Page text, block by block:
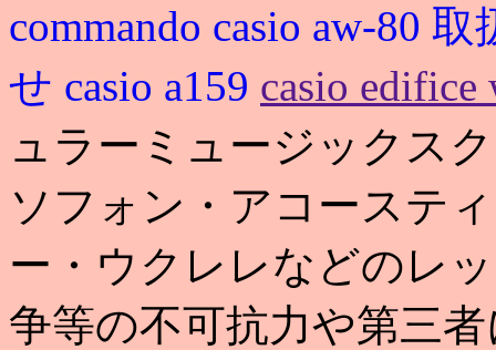
commando casio aw-80
せ casio a159 casio edifice
ュラーミュージックス
ソフォン・アコーステ
ー・ウクレレなどのレ
争等の不可抗力や第三